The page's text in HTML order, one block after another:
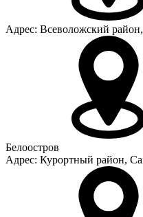
Адрес: Всеволожский
Белоостров
Адрес: Курортный район,